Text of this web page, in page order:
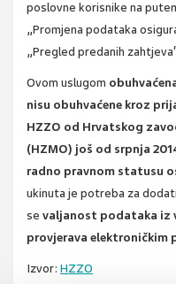
poslovne korisnike na
„Promjena podataka
„Pregled predanih
Ovom uslugom
nisu obuhvaćene kroz
HZZO od Hrvatskog
(HZMO) još od srpnja
radno pravnom statusu
ukinuta je potreba za
se valjanost podataka iz
provjerava elektroničkim
Izvor: HZZO